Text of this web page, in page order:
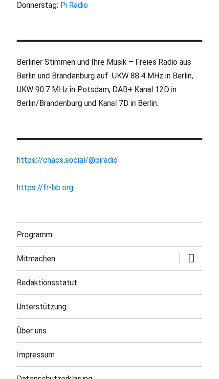
Donnerstag: Pi Radio
Berliner Stimmen und Ihre Musik – Freies Radio aus
Berlin und Brandenburg auf UKW 88.4 MHz in Berlin,
UKW 90.7 MHz in Potsdam, DAB+ Kanal 12D in
Berlin/Brandenburg und Kanal 7D in Berlin.
https://chaos.social/@piradio
https://fr-bb.org
Programm
Mitmachen
öffnen
Redaktionsstatut
Unterstützung
Über uns
Impressum